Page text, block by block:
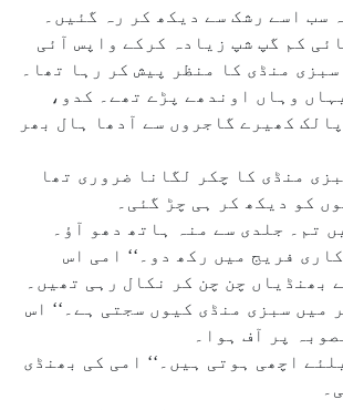
سب اسے رشک سے دیکھ کر رہ گئیں۔
کم گپ شپ زیادہ کرکے واپس آئی
منڈی کا منظر پیش کر رہا تھا۔
وہاں اوندھے پڑے تھے۔ کدو،
کھیرے گاجروں سے آدھا ہال بھر
منڈی کا چکر لگانا ضروری تھا
کو دیکھ کر ہی چڑ گئی۔
تم۔ جلدی سے منہ ہاتھ دھو آؤ۔
فریج میں رکھ دو۔‘‘ امی اس
بھنڈیاں چن چن کر نکال رہی تھیں۔
میں سبزی منڈی کیوں سجتی ہے۔‘‘ اس
پر آف ہوا۔
اچھی ہوتی ہیں۔‘‘ امی کی بھنڈی